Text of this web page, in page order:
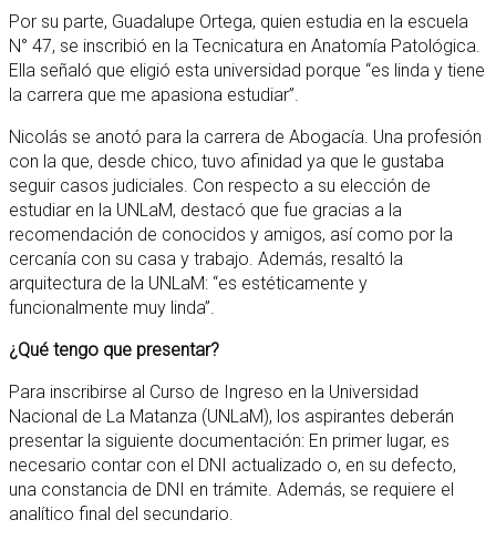
Por su parte, Guadalupe Ortega, quien estudia en la escuela
N° 47, se inscribió en la Tecnicatura en Anatomía Patológica.
Ella señaló que eligió esta universidad porque “es linda y tiene
la carrera que me apasiona estudiar”.
Nicolás se anotó para la carrera de Abogacía. Una profesión
con la que, desde chico, tuvo afinidad ya que le gustaba
seguir casos judiciales. Con respecto a su elección de
estudiar en la UNLaM, destacó que fue gracias a la
recomendación de conocidos y amigos, así como por la
cercanía con su casa y trabajo. Además, resaltó la
arquitectura de la UNLaM: “es estéticamente y
funcionalmente muy linda”.
¿Qué tengo que presentar?
Para inscribirse al Curso de Ingreso en la Universidad
Nacional de La Matanza (UNLaM), los aspirantes deberán
presentar la siguiente documentación: En primer lugar, es
necesario contar con el DNI actualizado o, en su defecto,
una constancia de DNI en trámite. Además, se requiere el
analítico final del secundario.